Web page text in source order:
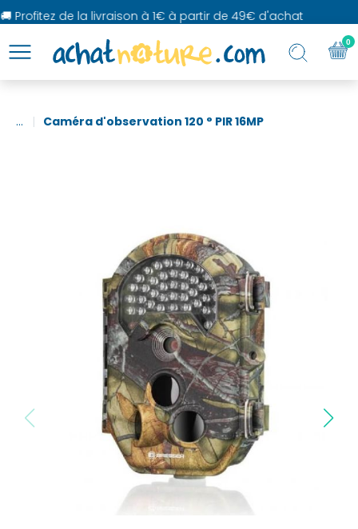
Profitez de la livraison à 1€ à partir de 49€ d'achat
... Caméra d'observation 120 ° PIR 16MP
0